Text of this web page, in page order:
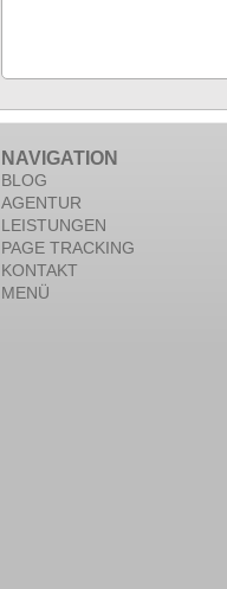
NAVIGATION
BLOG
AGENTUR
LEISTUNGEN
PAGE TRACKING
KONTAKT
MENÜ